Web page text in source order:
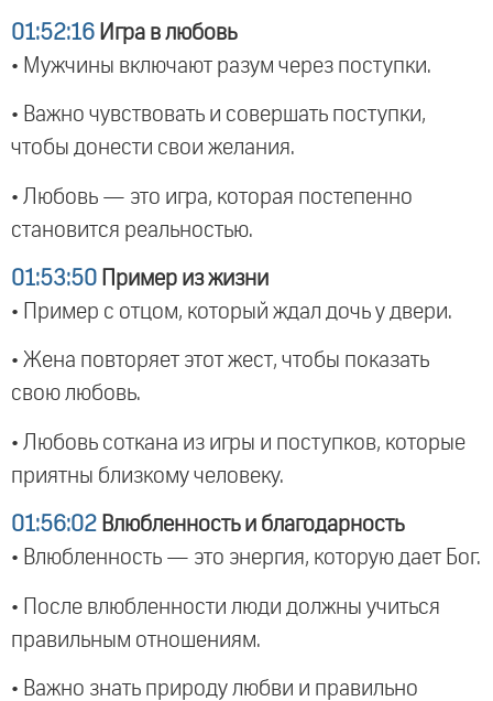
01:52:16 Игра в любовь
• Мужчины включают разум через поступки.
• Важно чувствовать и совершать поступки,
чтобы донести свои желания.
• Любовь — это игра, которая постепенно
становится реальностью.
01:53:50 Пример из жизни
• Пример с отцом, который ждал дочь у двери.
• Жена повторяет этот жест, чтобы показать
свою любовь.
• Любовь соткана из игры и поступков, которые
приятны близкому человеку.
01:56:02 Влюбленность и благодарность
• Влюбленность — это энергия, которую дает Бог.
• После влюбленности люди должны учиться
правильным отношениям.
• Важно знать природу любви и правильно